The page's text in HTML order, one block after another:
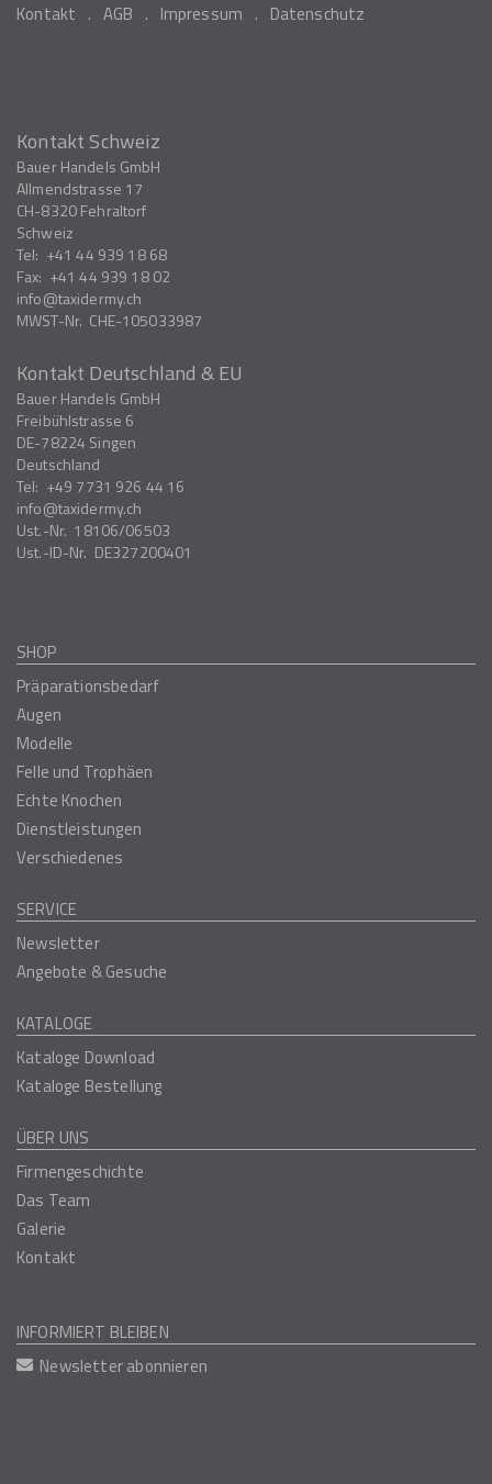
Kontakt AGB Impressum Datenschutz
Kontakt Schweiz
Bauer Handels GmbH
Allmendstrasse 17
CH-8320Fehraltorf
Schweiz
Tel: +41 44 939 18 68
Fax: +41 44 939 18 02
info
taxidermy.ch
MWST-Nr. CHE-105033987
Kontakt Deutschland & EU
Bauer Handels GmbH
Freibühlstrasse 6
DE-78224 Singen
Deutschland
Tel: +49 7731 926 44 16
info
taxidermy.ch
Ust.-Nr. 18106/06503
Ust.-ID-Nr. DE327200401
SHOP
Präparationsbedarf
Augen
Modelle
Felle und Trophäen
Echte Knochen
Dienstleistungen
Verschiedenes
SERVICE
Newsletter
Angebote & Gesuche
KATALOGE
Kataloge Download
Kataloge Bestellung
ÜBER UNS
Firmengeschichte
Das Team
Galerie
Kontakt
INFORMIERT BLEIBEN
Newsletter abonnieren